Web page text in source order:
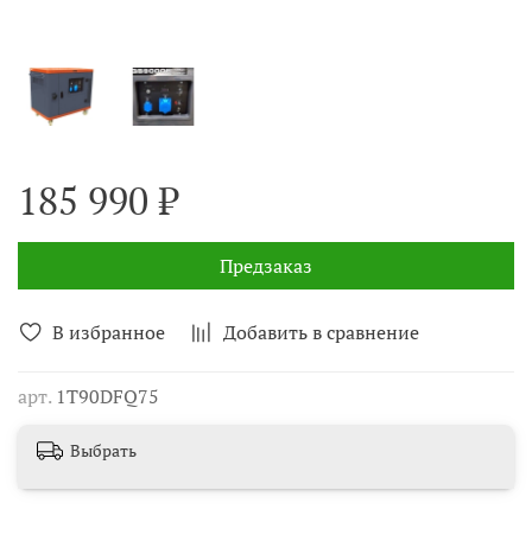
В избранное Добавить в сравнение
арт. 1T90DFQ75
185 990 ₽
Предзаказ
Выбрать